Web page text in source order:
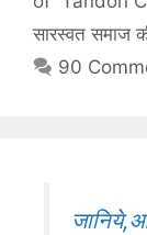
सारस्वत समाज
90